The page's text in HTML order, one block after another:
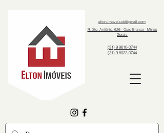
(31) 9 8022-0744
elton.imoveisob@gmail.com
R. Sto. Antônio, 626 - Ouro Branco - Minas
Gerais
(31) 9 9610-0744